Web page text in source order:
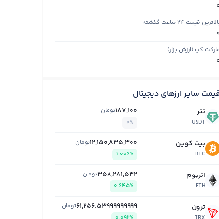
0
قیمت ۲۴ ساعت گذشته
0
مارکت کپ (ارزش بازار)
0
قیمت سایر ارزهای دیجیتال
تتر
USDT
187,100تومان
0%
بیت کوین
BTC
12,150,835,300تومان
1.006%
اتریوم
ETH
358,281,532تومان
0.645%
ترون 61,256.53999999999تومان